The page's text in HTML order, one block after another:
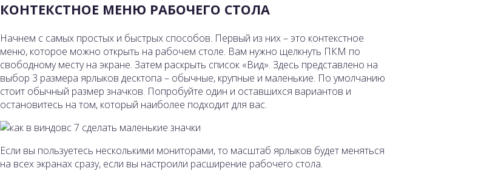
КОНТЕКСТНОЕ МЕНЮ РАБОЧЕГО СТОЛА
Начнем с самых простых и быстрых способов. Первый из них – это контекстное
меню, которое можно открыть на рабочем столе. Вам нужно щелкнуть ПКМ по
свободному месту на экране. Затем раскрыть список «Вид». Здесь представлено на
выбор 3 размера ярлыков десктопа – обычные, крупные и маленькие. По умолчанию
стоит обычный размер значков. Попробуйте один и оставшихся вариантов и
остановитесь на том, который наиболее подходит для вас.
Если вы пользуетесь несколькими мониторами, то масштаб ярлыков будет меняться
на всех экранах сразу, если вы настроили расширение рабочего стола.